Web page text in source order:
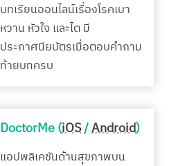
บทเรียนออนไลน์เรื่องโรคเบา
หวาน หัวใจ และไต มี
ประกาศนียบัตรเมื่อตอบคำถาม
ท้ายบทครบ
DoctorMe (iOS/Android)
แอปพลิเคชันด้านสุขภาพบน